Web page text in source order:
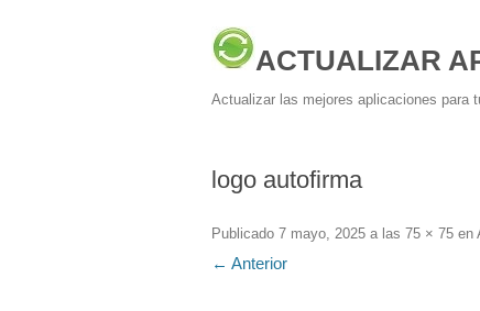
ACTUALIZAR
Actualizar las mejores aplicaciones para
logo autofirma
Publicado 7 mayo, 2025 a las 75 × 75 en
← Anterior